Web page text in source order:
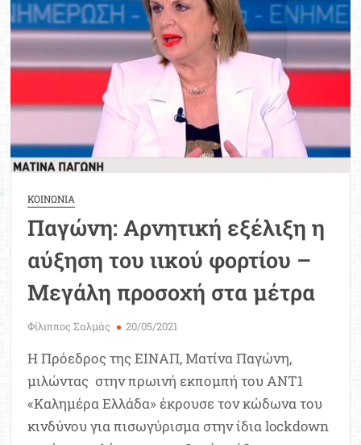
κορωνοϊού
τον
Σεπτέμβριο
ΚΟΙΝΩΝΙΑ
Παγώνη: Αρνητική εξέλιξη η
αύξηση του ιικού φορτίου –
Μεγάλη προσοχή στα μέτρα
Φίλιππος Σαλμάς 20/05/2021
Η Πρόεδρος της ΕΙΝΑΠ, Ματίνα Παγώνη,
μιλώντας στην πρωινή εκπομπή του ΑΝΤ1
«Καλημέρα Ελλάδα» έκρουσε τον κώδωνα του
κινδύνου για πισωγύρισμα στην ίδια lockdown